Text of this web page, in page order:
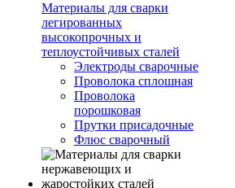
Материалы для сварки
легированных
высокопрочных и
теплоустойчивых сталей
Электроды сварочные
Проволока сплошная
Проволока
порошковая
Прутки присадочные
Флюс сварочный